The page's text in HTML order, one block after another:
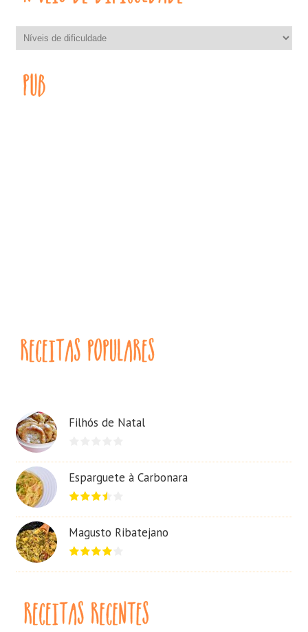
Filhós de Natal
Esparguete à Carbonara
Magusto Ribatejano